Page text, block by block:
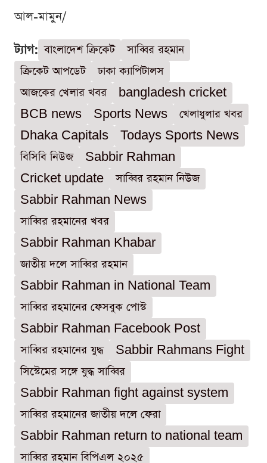
আল-মামুন/
ট্যাগ: বাংলাদেশ ক্রিকেট
সাব্বির রহমান
ক্রিকেট আপডেট
ঢাকা ক্যাপিটালস
আজকের খেলার খবর
bangladesh cricket
BCB news
Sports News
খেলাধুলার খবর
Dhaka Capitals
Todays Sports News
বিসিবি নিউজ
Sabbir Rahman
Cricket update
সাব্বির রহমান নিউজ
Sabbir Rahman News
সাব্বির রহমানের খবর
Sabbir Rahman Khabar
জাতীয় দলে সাব্বির রহমান
Sabbir Rahman in National Team
সাব্বির রহমানের ফেসবুক পোস্ট
Sabbir Rahman Facebook Post
সাব্বির রহমানের যুদ্ধ
Sabbir Rahmans Fight
সিস্টেমের সঙ্গে যুদ্ধ সাব্বির
Sabbir Rahman fight against system
সাব্বির রহমানের জাতীয় দলে ফেরা
Sabbir Rahman return to national team
সাব্বির রহমান বিপিএল ২০২৫